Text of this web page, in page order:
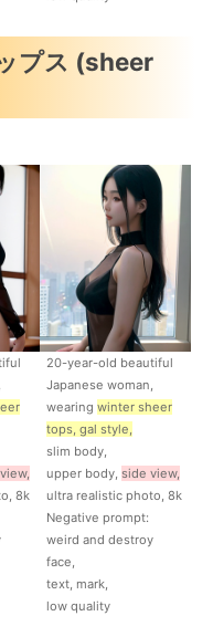
プス (sheer
8k
20-year-old beautiful
Japanese woman,
wearing winter sheer
tops, gal style,
slim body,
upper body, side view,
ultra realistic photo, 8k
Negative prompt:
weird and destroy
face,
text, mark,
low quality